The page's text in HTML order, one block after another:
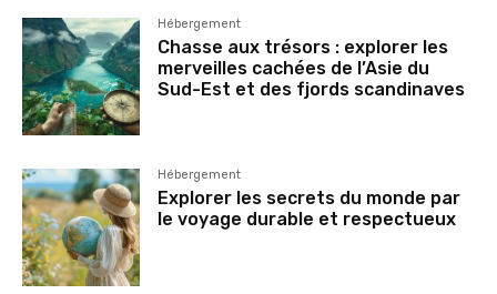
Hébergement
Chasse aux trésors : explorer les
merveilles cachées de l’Asie du
Sud-Est et des fjords scandinaves
Hébergement
Explorer les secrets du monde par
le voyage durable et respectueux